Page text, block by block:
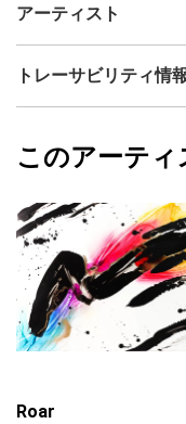
制作年
技法
アク
カラー
青
ジャンル
動物
配送目安
二週
んでいます。
ところを飛んでいるふ
にのぼっていきます。
いちばんたかいところ
アーティスト
FlyD
フォロ
トレーサビリティ情
FlyD
このアーティ
Roar